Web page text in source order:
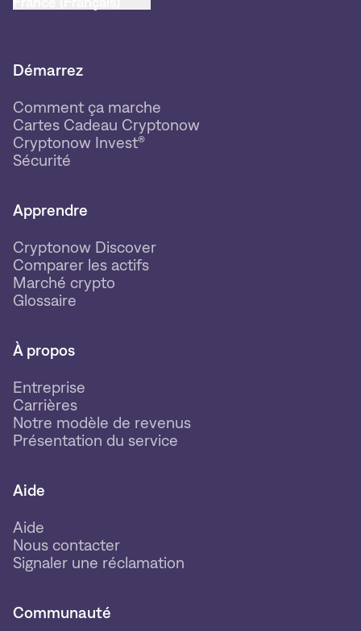
Démarrez
Comment ça marche
Cartes Cadeau Cryptonow
Cryptonow Invest®
Sécurité
Apprendre
Cryptonow Discover
Comparer les actifs
Marché crypto
Glossaire
À propos
Entreprise
Carrières
Notre modèle de revenus
Présentation du service
Aide
Aide
Nous contacter
Signaler une réclamation
Communauté